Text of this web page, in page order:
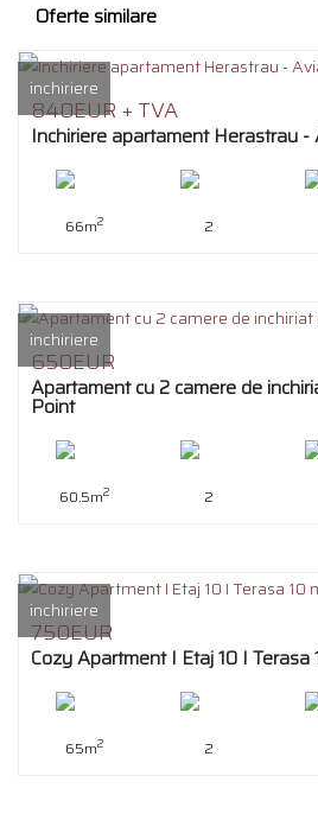
Oferte similare
inchiriere
840EUR + TVA
Inchiriere apartament Herastrau -
66m2 2
inchiriere
650EUR
Apartament cu 2 camere de
Point
60.5m2 2
inchiriere
750EUR
Cozy Apartment I Etaj 10 I Terasa
65m2 2